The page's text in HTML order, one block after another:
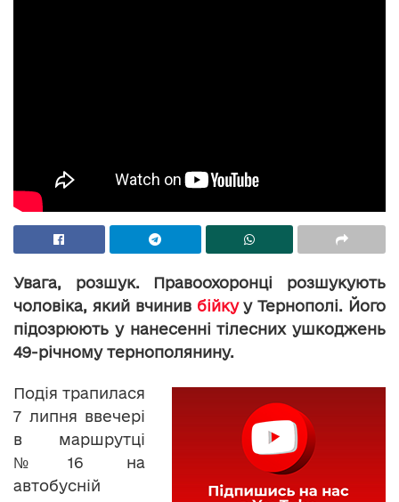
Увага, розшук. Правоохоронці розшукують
чоловіка, який вчинив бійкуу Тернополі. Його
підозрюють у нанесенні тілесних ушкоджень
49-річному тернополянину.
Подія трапилася
7 липня ввечері
в маршрутці
№16 на
автобусній